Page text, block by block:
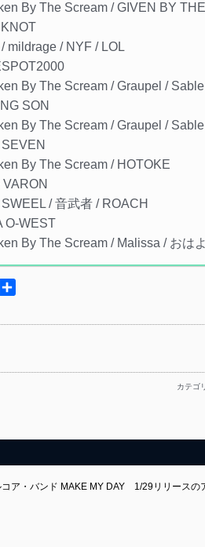
By The Scream / GIVEN BY
mildrage / NYF / LOL
By The Scream / Graupel /
SON
By The Scream / Graupel /
By The Scream / HOTOKE
/ 音武者 / ROACH
O-WEST
By The Scream / Malissa / おは
カテゴ
コア・バンド MAKE MY DAY 1/29リリースの